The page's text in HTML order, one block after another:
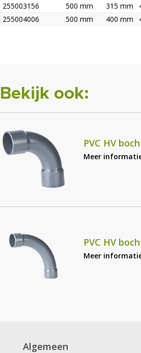
255003156
500 mm 315 mm
255004006
500 mm 400 mm
Bekijk ook:
PVC HV
Meer
PVC HV
Meer
Algemeen